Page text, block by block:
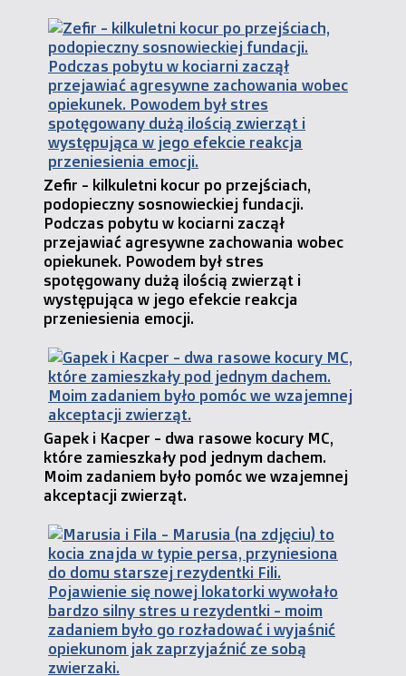
Zefir - kilkuletni kocur po przejściach,
podopieczny sosnowieckiej fundacji.
Podczas pobytu w kociarni zaczął
przejawiać agresywne zachowania wobec
opiekunek. Powodem był stres
spotęgowany dużą ilością zwierząt i
występująca w jego efekcie reakcja
przeniesienia emocji.
Gapek i Kacper - dwa rasowe kocury MC,
które zamieszkały pod jednym dachem.
Moim zadaniem było pomóc we wzajemnej
akceptacji zwierząt.